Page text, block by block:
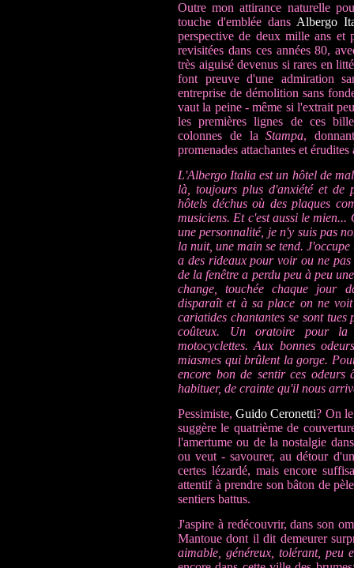
Outre mon attirance naturelle
touche d'emblée dans Albergo
perspective de deux mille ans et
revisitées dans ces années 80,
très aiguisé devenus si rares en
font preuve d'une admiration
entreprise de démolition sans
vaut la peine - même si l'extrait
les premières lignes de ces
colonnes de laStampa,
promenades attachantes et
L'Albergo Italia est un hôtel de
là, toujours plus d'anxiété et de
hôtels déchus où des plaques
musiciens. Et c'est aussi le
une personnalité, je n'y suis pas
la nuit, une main se tend.
a des rideaux pour voir ou ne
de la fenêtre a perdu peu à peu
change, touchée chaque jour
disparaît et à sa place on ne
cariatides chantantes se sont
coûteux. Un oratoire pour la
motocyclettes. Aux bonnes
miasmes qui brûlent la gorge.
encore bon de sentir ces odeurs
habituer, de crainte qu'il nous
Pessimiste,Guido Ceronetti? On
suggère le quatrième de
l'amertume ou de la nostalgie
ou veut - savourer, au détour
certes lézardé, mais encore
attentif à prendre son bâton de
sentiers battus.
J'aspire à redécouvrir, dans son
Mantoue dont il dit demeurer
aimable, généreux, tolérant, peu